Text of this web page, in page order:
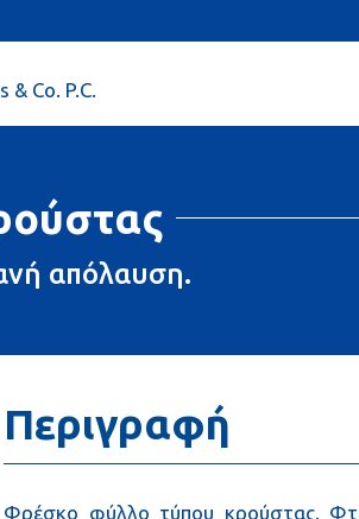
απόλαυση.
Περιγραφή
Φρέσκο φύλλο τύπου κρούστας.